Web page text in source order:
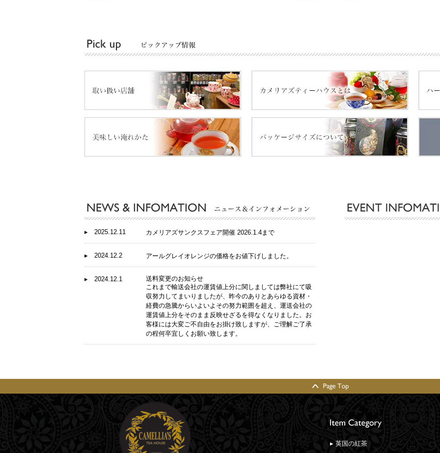
▸ 2025.12.11 カメリアズサンクスフェア開催 2026.1.4まで
▸ 2024.12.2 アールグレイオレンジの価格をお値下げしました。
▸ 2024.12.1
送料変更のお知らせ
これまで輸送会社の運賃値上分に関しましては弊社にて吸
収努力してまいりましたが、昨今のありとあらゆる資材・
経費の急騰からいよいよその努力範囲を超え、運送会社の
運賃値上分をそのまま反映せざるを得なくなりました。お
客様には大変ご不自由をお掛け致しますが、ご理解ご了承
の程何卒宜しくお願い致します。
▸ 英国の紅茶